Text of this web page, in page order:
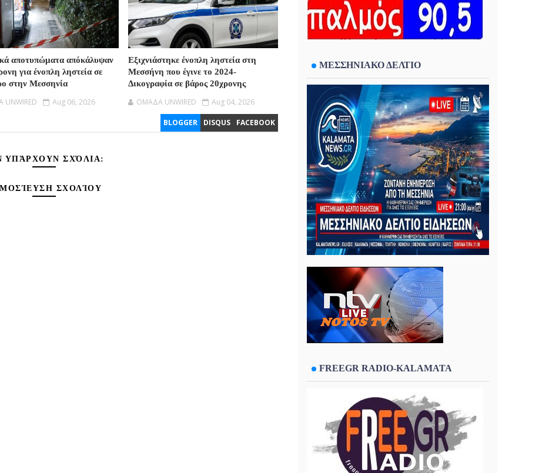
αποτυπώματα απόκάλυψαν
για ένοπλη ληστεία σε
στην Μεσσηνία
UNWIRED Aug 06, 2026
Εξιχνιάστηκε ένοπλη ληστεία στη
Μεσσήνη που έγινε το 2024-
Δικογραφία σε βάρος 20χρονης
OMAΔΑ UNWIRED Aug 04, 2026
BLOGGER DISQUS FACEBOOK
ΥΠΆΡΧΟΥΝ ΣΧΌΛΙΑ:
ΣΧΟΛΊΟΥ
ΜΕΣΣΗΝΙΑΚΟ ΔΕΛΤΙΟ
FREEGR RADIO-KALAMATA